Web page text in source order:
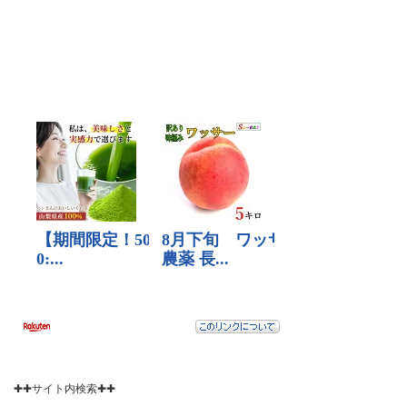
✚✚サイト内検索✚✚